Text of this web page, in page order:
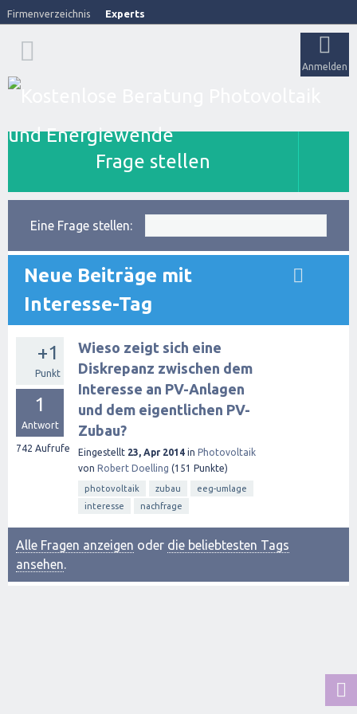
Firmenverzeichnis Experts
Anmelden
Frage stellen
Eine Frage stellen:
Neue Beiträge mit
Interesse-Tag
+1
Punkt
1
Antwort
742 Aufrufe
Wieso zeigt sich eine
Diskrepanz zwischen dem
Interesse an PV-Anlagen
und dem eigentlichen PV-
Zubau?
Eingestellt 23, Apr 2014 in Photovoltaik
von Robert Doelling (151 Punkte)
photovoltaik zubau
eeg-umlage
interesse
nachfrage
Alle Fragen anzeigen oder die beliebtesten Tags
ansehen.